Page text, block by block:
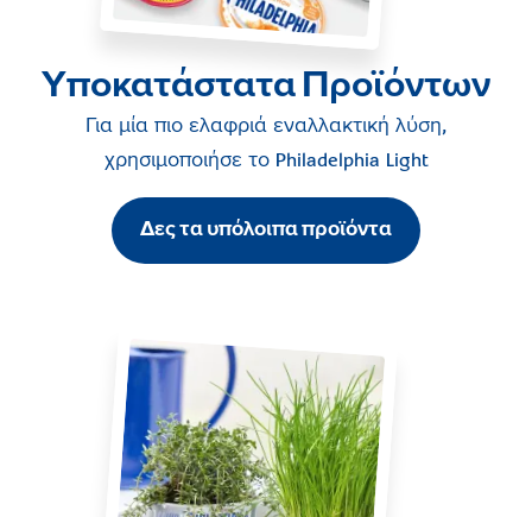
Υποκατάστατα Προϊόντων
Για μία πιο ελαφριά εναλλακτική λύση,
χρησιμοποιήσε το Philadelphia Light
Δες τα υπόλοιπα προϊόντα